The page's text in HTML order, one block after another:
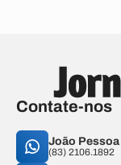
Contate-nos
João Pessoa
(83) 2106.1892